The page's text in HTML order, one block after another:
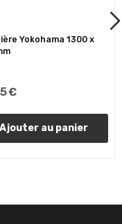
Yokohama 1300 x
€
Ajouter au panier